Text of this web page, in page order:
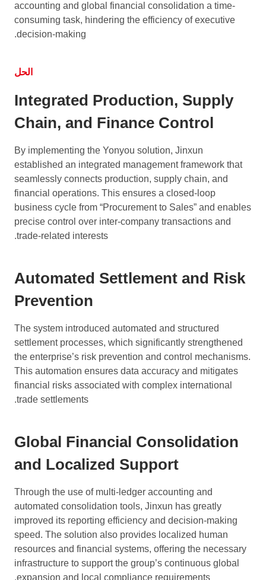
accounting and global financial consolidation a time-
consuming task, hindering the efficiency of executive
decision-making.
الحل
Integrated Production, Supply
Chain, and Finance Control
By implementing the Yonyou solution, Jinxun
established an integrated management framework that
seamlessly connects production, supply chain, and
financial operations. This ensures a closed-loop
business cycle from “Procurement to Sales” and enables
precise control over inter-company transactions and
trade-related interests.
Automated Settlement and Risk
Prevention
The system introduced automated and structured
settlement processes, which significantly strengthened
the enterprise’s risk prevention and control mechanisms.
This automation ensures data accuracy and mitigates
financial risks associated with complex international
trade settlements.
Global Financial Consolidation
and Localized Support
Through the use of multi-ledger accounting and
automated consolidation tools, Jinxun has greatly
improved its reporting efficiency and decision-making
speed. The solution also provides localized human
resources and financial systems, offering the necessary
infrastructure to support the group’s continuous global
expansion and local compliance requirements.